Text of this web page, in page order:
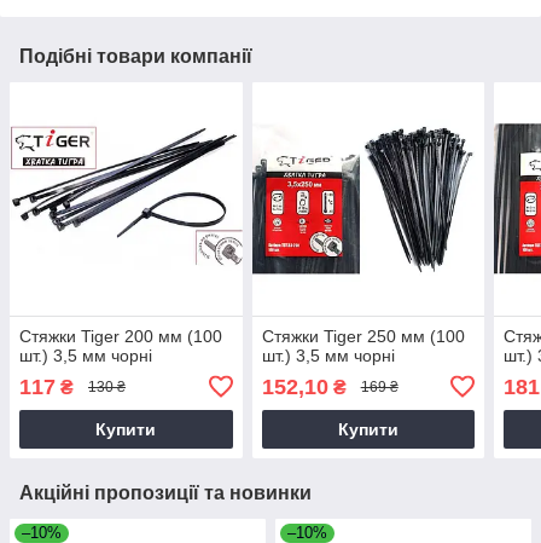
Подібні товари компанії
Стяжки Tiger 200 мм (100
шт.) 3,5 мм чорні
117 ₴ 130 ₴
Купити
Стяжки Tiger 250 мм (100
шт.) 3,5 мм чорні
152,10₴ 169 ₴
Купити
шт.)
Акційні пропозиції та новинки
–10% –10%